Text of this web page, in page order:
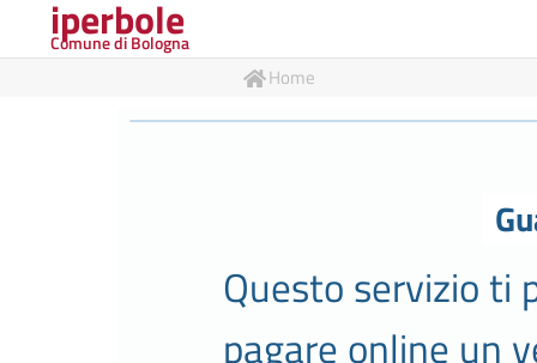
iperbole
Comune di Bologna
Home
Questo servizio ti
pagare online un